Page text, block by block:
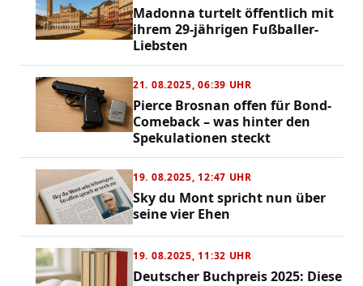
Madonna turtelt öffentlich mit
ihrem 29-jährigen Fußballer-
Liebsten
21. 08.2025, 06:39 UHR
Pierce Brosnan offen für Bond-
Comeback – was hinter den
Spekulationen steckt
19. 08.2025, 12:47 UHR
Sky du Mont spricht nun über
seine vier Ehen
19. 08.2025, 11:32 UHR
Deutscher Buchpreis 2025: Diese